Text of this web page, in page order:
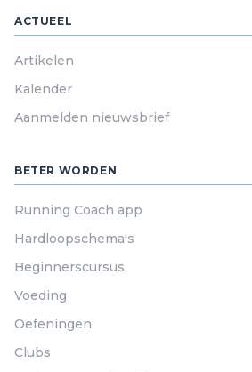
ACTUEEL
Artikelen
Kalender
Aanmelden nieuwsbrief
BETER WORDEN
Running Coach app
Hardloopschema's
Beginnerscursus
Voeding
Oefeningen
Clubs